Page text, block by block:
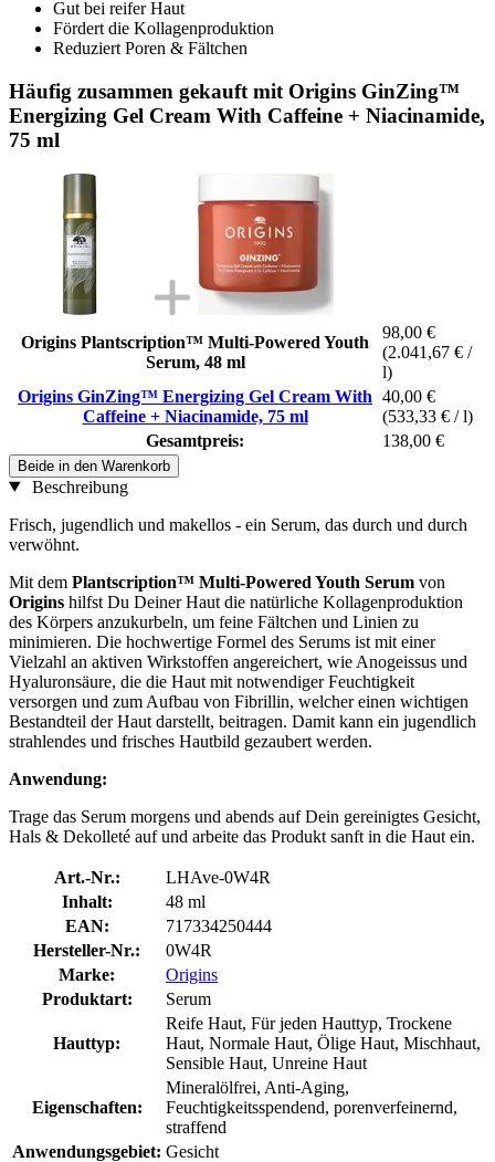
Gut bei reifer Haut
Fördert die Kollagenproduktion
Reduziert Poren & Fältchen
Häufig zusammen gekauft mit Origins GinZing™
Energizing Gel Cream With Caffeine + Niacinamide,
75 ml
Origins Plantscription™ Multi-Powered Youth
Serum, 48 ml
98,00 €
(2.041,67 € /
l)
Origins GinZing™ Energizing Gel Cream With
Caffeine + Niacinamide, 75 ml
40,00 €
(533,33 € / l)
Gesamtpreis:
138,00 €
Beide in den Warenkorb
Beschreibung
Frisch, jugendlich und makellos - ein Serum, das durch und durch
verwöhnt.
Mit dem Plantscription™ Multi-Powered Youth Serum von
Origins hilfst Du Deiner Haut die natürliche Kollagenproduktion
des Körpers anzukurbeln, um feine Fältchen und Linien zu
minimieren. Die hochwertige Formel des Serums ist mit einer
Vielzahl an aktiven Wirkstoffen angereichert, wie Anogeissus und
Hyaluronsäure, die die Haut mit notwendiger Feuchtigkeit
versorgen und zum Aufbau von Fibrillin, welcher einen wichtigen
Bestandteil der Haut darstellt, beitragen. Damit kann ein jugendlich
strahlendes und frisches Hautbild gezaubert werden.
Anwendung:
Trage das Serum morgens und abends auf Dein gereinigtes Gesicht,
Hals & Dekolleté auf und arbeite das Produkt sanft in die Haut ein.
Art.-Nr.:
LHAve-0W4R
Inhalt:
48 ml
EAN:
717334250444
Hersteller-Nr.:
0W4R
Marke:
Origins
Produktart:
Serum
Hauttyp:
Reife Haut, Für jeden Hauttyp, Trockene
Haut, Normale Haut, Ölige Haut, Mischhaut,
Sensible Haut, Unreine Haut
Eigenschaften:
Mineralölfrei, Anti-Aging,
Feuchtigkeitsspendend, porenverfeinernd,
straffend
Anwendungsgebiet: Gesicht